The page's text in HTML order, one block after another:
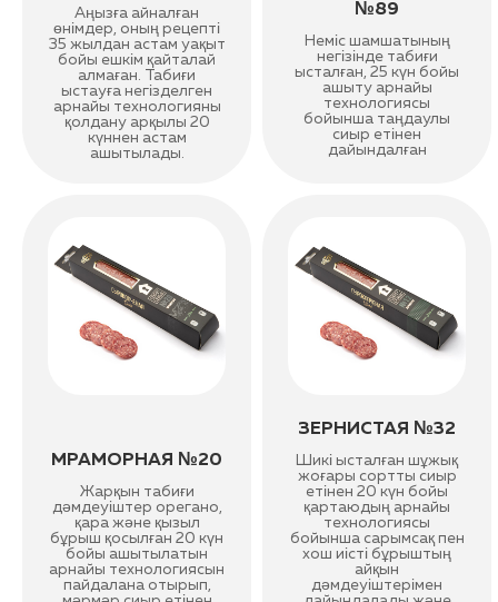
Аңызға айналған
өнімдер, оның рецепті
35 жылдан астам уақыт
бойы ешкім қайталай
алмаған. Табиғи
ыстауға негізделген
арнайы технологияны
қолдану арқылы 20
күннен астам
ашытылады.
№89
Неміс шамшатының
негізінде табиғи
ысталған, 25 күн бойы
ашыту арнайы
технологиясы
бойынша таңдаулы
сиыр етінен
дайындалған
МРАМОРНАЯ №20
Жарқын табиғи
дәмдеуіштер орегано,
қара және қызыл
бұрыш қосылған 20 күн
бойы ашытылатын
арнайы технологиясын
пайдалана отырып,
ЗЕРНИСТАЯ №32
Шикі ысталған шұжық
жоғары сортты сиыр
етінен 20 күн бойы
қартаюдың арнайы
технологиясы
бойынша сарымсақ пен
хош иісті бұрыштың
айқын
дәмдеуіштерімен